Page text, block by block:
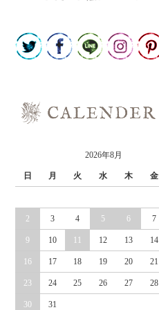
2026年8月
日 月 火 水 木 金
2 3 4 5 6 7
9 10 11 12 13 14
16 17 18 19 20 21
23 24 25 26 27 28
30 31